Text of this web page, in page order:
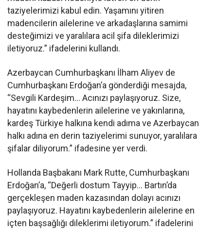
taziyelerimizi kabul edin. Yaşamını yitiren
madencilerin ailelerine ve arkadaşlarına samimi
desteğimizi ve yaralılara acil şifa dileklerimizi
iletiyoruz.” ifadelerini kullandı.
Azerbaycan Cumhurbaşkanı İlham Aliyev de
Cumhurbaşkanı Erdoğan’a gönderdiği mesajda,
“Sevgili Kardeşim… Acınızı paylaşıyoruz. Size,
hayatını kaybedenlerin ailelerine ve yakınlarına,
kardeş Türkiye halkına kendi adıma ve Azerbaycan
halkı adına en derin taziyelerimi sunuyor, yaralılara
şifalar diliyorum.” ifadesine yer verdi.
Hollanda Başbakanı Mark Rutte, Cumhurbaşkanı
Erdoğan’a, “Değerli dostum Tayyip… Bartın’da
gerçekleşen maden kazasından dolayı acınızı
paylaşıyoruz. Hayatını kaybedenlerin ailelerine en
içten başsağlığı dileklerimi iletiyorum.” ifadelerini